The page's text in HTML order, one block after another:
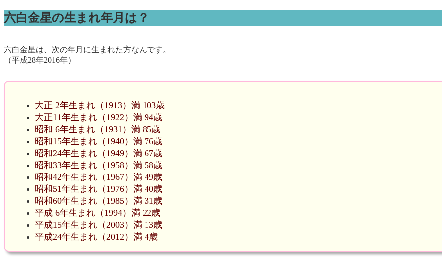
六白金星の生まれ年月は？
六白金星は、次の年月に生まれた方なんです。
（平成28年2016年）
大正 2年生まれ（1913）満 103歳
大正11年生まれ（1922）満 94歳
昭和 6年生まれ（1931）満 85歳
昭和15年生まれ（1940）満 76歳
昭和24年生まれ（1949）満 67歳
昭和33年生まれ（1958）満 58歳
昭和42年生まれ（1967）満 49歳
昭和51年生まれ（1976）満 40歳
昭和60年生まれ（1985）満 31歳
平成 6年生まれ（1994）満 22歳
平成15年生まれ（2003）満 13歳
平成24年生まれ（2012）満 4歳